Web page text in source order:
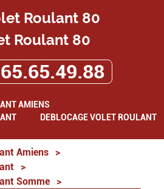
Roulant 80
AMIENS
DEBLOCAGE VOLET ROULANT
Amiens
>
>
Somme
>